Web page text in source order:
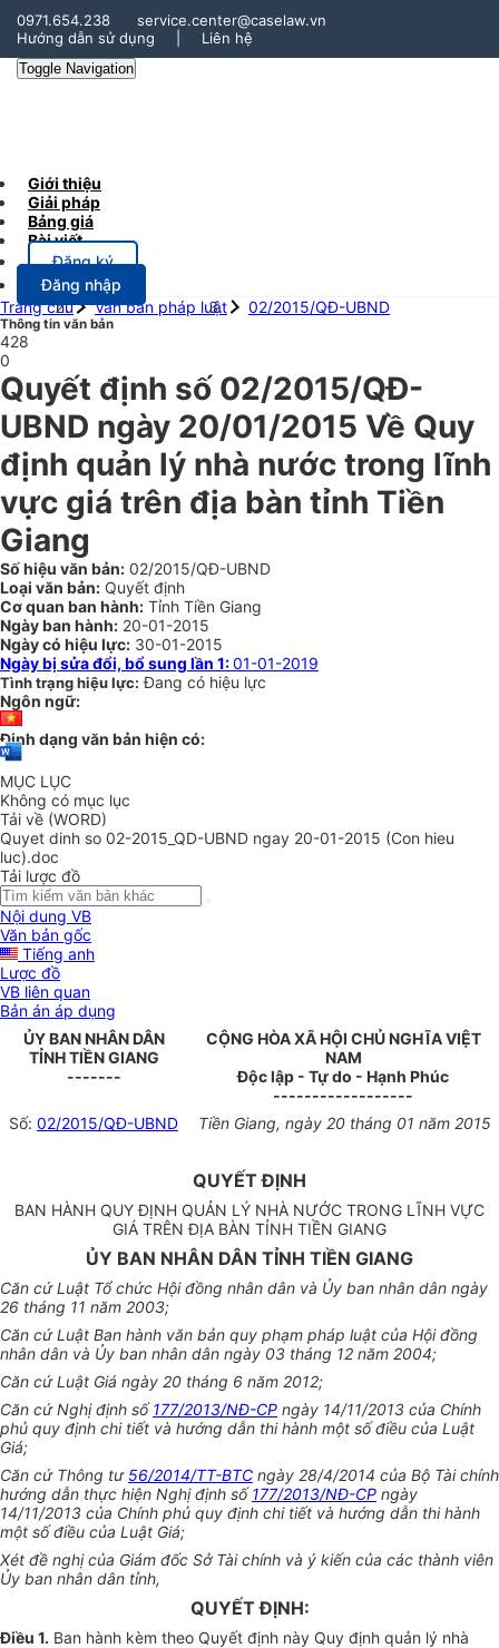
0971.654.238
service.center@caselaw.vn
Hướng dẫn sử dụng
Liên hệ
Toggle Navigation
Giới thiệu
Giải pháp
Bảng giá
Bài viết
Đăng ký
Đăng nhập
Trang chủ
Văn bản pháp luật 02/2015/QĐ-UBND
Thông tin văn bản
428
0
Quyết định số 02/2015/QĐ-
UBND ngày 20/01/2015 Về Quy
định quản lý nhà nước trong lĩnh
vực giá trên địa bàn tỉnh Tiền
Giang
Số hiệu văn bản: 02/2015/QĐ-UBND
Loại văn bản: Quyết định
Cơ quan ban hành: Tỉnh Tiền Giang
Ngày ban hành: 20-01-2015
Ngày có hiệu lực: 30-01-2015
Ngày bị sửa đổi, bổ sung lần 1:01-01-2019
Tình trạng hiệu lực: Đang có hiệu lực
Ngôn ngữ:
Định dạng văn bản hiện có:
MỤC LỤC
Không có mục lục
Tải về (WORD)
Quyet dinh so 02-2015_QD-UBND ngay 20-01-2015 (Con hieu
luc).doc
Tải lược đồ
Nội dung VB
Văn bản gốc
Tiếng anh
Lược đồ
VB liên quan
Bản án áp dụng
ỦY BAN NHÂN DÂN
TỈNH TIỀN GIANG
-------
CỘNG HÒA XÃ HỘI CHỦ NGHĨA VIỆT
NAM
Độc lập - Tự do - Hạnh Phúc
------------------
Số: 02/2015/QĐ-UBND Tiền Giang, ngày 20 tháng 01 năm 2015
QUYẾT ĐỊNH
BAN HÀNH QUY ĐỊNH QUẢN LÝ NHÀ NƯỚC TRONG LĨNH VỰC
GIÁ TRÊN ĐỊA BÀN TỈNH TIỀN GIANG
ỦY BAN NHÂN DÂN TỈNH TIỀN GIANG
Căn cứ Luật Tổ chức Hội đồng nhân dân và Ủy ban nhân dân ngày
26 tháng 11 năm 2003;
Căn cứ Luật Ban hành văn bản quy phạm pháp luật của Hội đồng
nhân dân và Ủy ban nhân dân ngày 03 tháng 12 năm 2004;
Căn cứ Luật Giá ngày 20 tháng 6 năm 2012;
Căn cứ Nghị định số177/2013/NĐ-CP ngày 14/11/2013 của Chính
phủ quy định chi tiết và hướng dẫn thi hành một số điều của Luật
Giá;
Căn cứ Thông tư 56/2014/TT-BTC ngày 28/4/2014 của Bộ Tài chính
hướng dẫn thực hiện Nghị định số177/2013/NĐ-CP ngày
14/11/2013 của Chính phủ quy định chi tiết và hướng dẫn thi hành
một số điều của Luật Giá;
Xét đề nghị của Giám đốc Sở Tài chính và ý kiến của các thành viên
Ủy ban nhân dân tỉnh,
QUYẾT ĐỊNH:
Điều 1. Ban hành kèm theo Quyết định này Quy định quản lý nhà